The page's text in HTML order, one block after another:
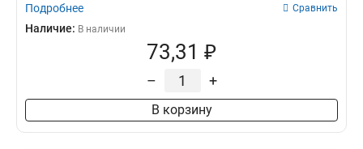
Подробнее Сравнить
Наличие: В наличии
73,31 ₽
– +
В корзину